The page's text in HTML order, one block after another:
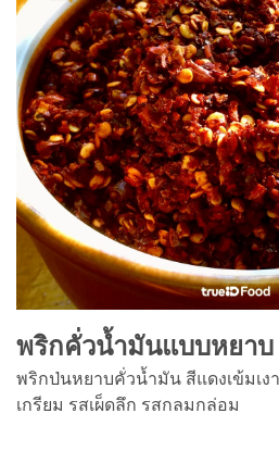
พริกคั่วน้ำมันแบบหยาบ
พริกป่นหยาบคั่วน้ำมัน สีแดงเข้มเ
เกรียม รสเผ็ดลึก รสกลมกล่อม